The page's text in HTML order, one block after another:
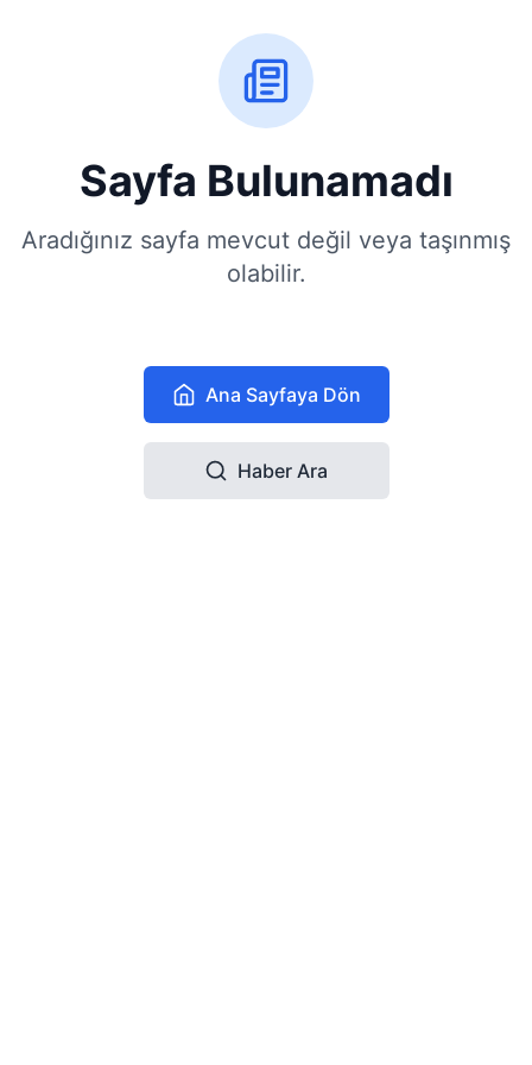
Sayfa Bulunamadı
Aradığınız sayfa mevcut değil veya taşınmış
olabilir.
Ana Sayfaya Dön
Haber Ara